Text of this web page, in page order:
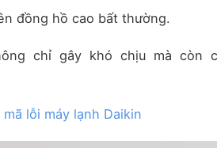
đồng hồ cao bất thường.
chỉ gây khó chịu mà còn
mã lỗi máy lạnh Daikin